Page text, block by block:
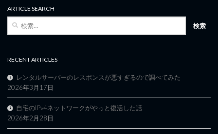
ARTICLE SEARCH
検
RECENT ARTICLES
レンタルサーバーのレスポンスが悪すぎるので調べてみた
2026年3月17日
自宅のIPv4ネットワークがやっと復活した話
2026年2月28日